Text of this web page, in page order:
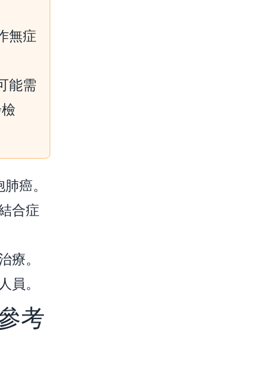
無症
能需
癌。
合症
。
。
考